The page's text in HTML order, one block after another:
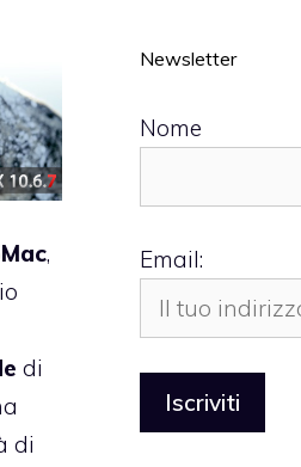
,
di
di
Newsletter
Nome
Email: